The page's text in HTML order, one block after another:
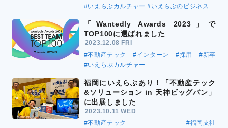
#いえらぶカルチャー #いえらぶのビジネス
「Wantedly Awards 2023」で
TOP100に選ばれました
2023.12.08 FRI
#不動産テック
#インターン #採用
#新卒
#いえらぶカルチャー
福岡にいえらぶあり！「不動産テック
&ソリューション in 天神ビッグバン」
に出展しました
2023.10.11 WED
#不動産テック
#福岡支社